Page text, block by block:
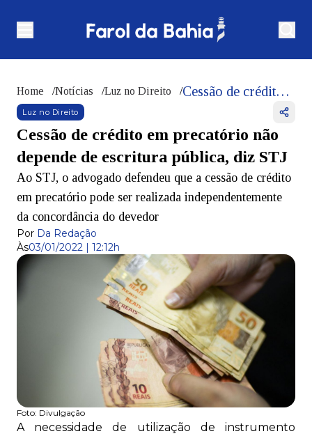
Home /Notícias /Luz no Direito / Cessão de crédito em precatório não depende de escritura pública, diz STJ
Luz no Direito
Cessão de crédito em precatório não
depende de escritura pública, diz STJ
Ao STJ, o advogado defendeu que a cessão de crédito
em precatório pode ser realizada independentemente
da concordância do devedor
Por Da Redação
Às03/01/2022 | 12:12h
Foto: Divulgação
A necessidade de utilização de instrumento